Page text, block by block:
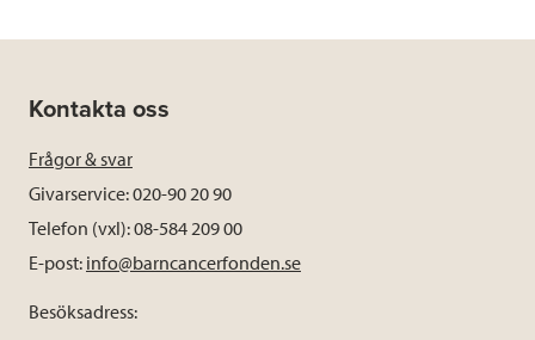
Kontakta oss
Frågor & svar
Givarservice: 020-90 20 90
Telefon (vxl): 08-584 209 00
E-post: info@barncancerfonden.se
Besöksadress: